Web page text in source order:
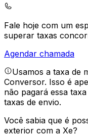
Fale hoje com um
superar taxas
Agendar chamada
Usamos a taxa de
Conversor. Isso é
não pagará essa
taxas de envio.
Você sabia que é
exterior com a Xe?